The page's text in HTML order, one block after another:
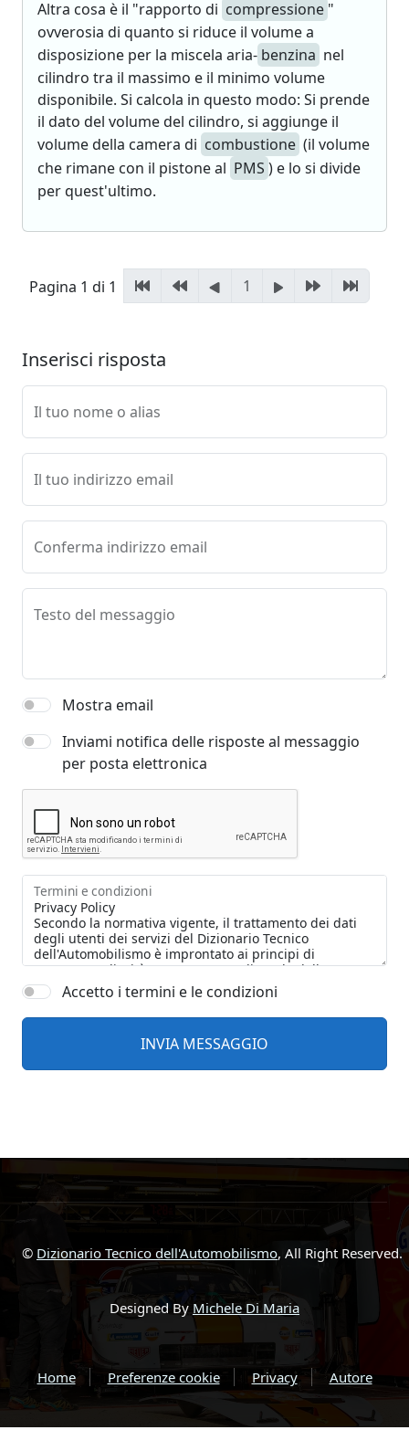
Altra cosa è il "rapporto di compressione "
ovverosia di quanto si riduce il volume a
disposizione per la miscela aria- benzina nel
cilindro tra il massimo e il minimo volume
disponibile. Si calcola in questo modo: Si prende
il dato del volume del cilindro, si aggiunge il
volume della camera di combustione (il volume
che rimane con il pistone al PMS ) e lo si divide
per quest'ultimo.
Pagina 1 di 1 1
Inserisci risposta
Il tuo nome o alias
Il tuo indirizzo email
Conferma indirizzo email
Testo del messaggio
Mostra email
Inviami notifica delle risposte al messaggio
per posta elettronica
Termini e condizioni
Accetto i termini e le condizioni
© Dizionario Tecnico dell'Automobilismo, All Right Reserved.
Designed By Michele Di Maria
Home Preferenze cookie Privacy Autore